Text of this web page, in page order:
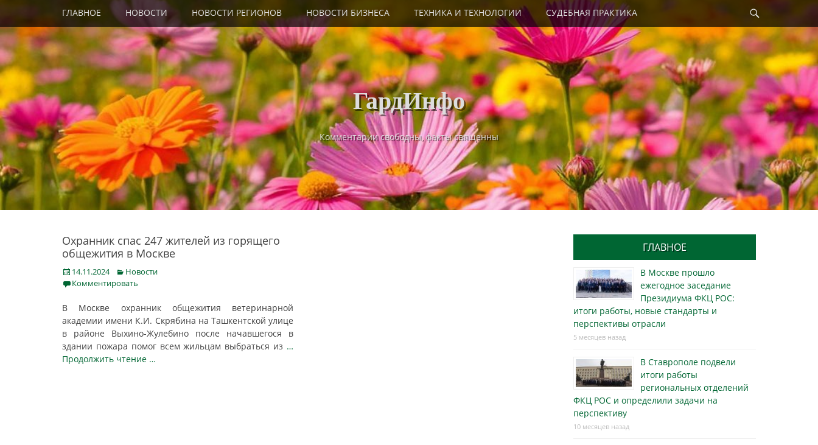
content
Primary Menu
ГЛАВНОЕ НОВОСТИ НОВОСТИ РЕГИОНОВ НОВОСТИ БИЗНЕСА ТЕХНИКА И ТЕХНОЛОГИИ СУДЕБНАЯ ПРАКТИКА
ГардИнфо
Комментарии свободны, факты священны
Охранник спас 247 жителей из горящего
общежития в Москве
Posted
on
14.11.2024 Categories
Новости
Комментировать
В Москве охранник общежития ветеринарной
академии имени К.И. Скрябина на Ташкентской улице
в районе Выхино-Жулебино после начавшегося в
здании пожара помог всем жильцам выбраться из …
Продолжить чтение …
ГЛАВНОЕ
В Москве прошло
ежегодное заседание
Президиума ФКЦ РОС:
итоги работы, новые стандарты и
перспективы отрасли
5 месяцев назад
В Ставрополе подвели
итоги работы
региональных отделений
ФКЦ РОС и определили задачи на
перспективу
10 месяцев назад